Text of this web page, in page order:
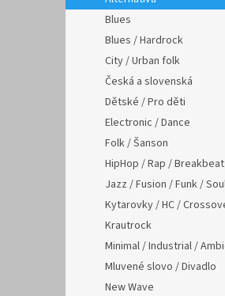
Blues
Blues / Hardrock
City / Urban folk
Česká a slovenská
Dětské / Pro děti
Electronic / Dance
Folk / Šanson
HipHop / Rap / Breakbeat
Jazz / Fusion / Funk /
Kytarovky / HC /
Krautrock
Minimal / Industrial /
Mluvené slovo / Divadlo
New Wave